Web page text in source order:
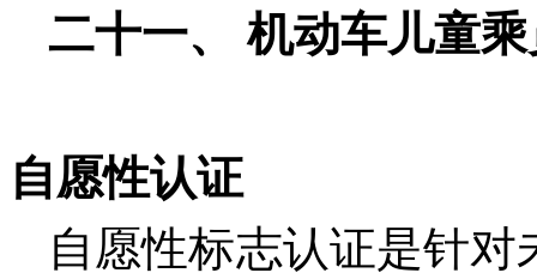
二十一、 机动车儿童
自愿性认证
自愿性标志认证是针